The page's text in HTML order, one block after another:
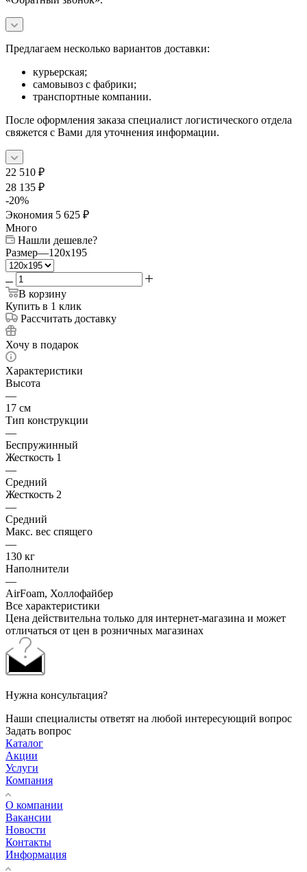
Предлагаем несколько вариантов доставки:
курьерская;
самовывоз с фабрики;
транспортные компании.
После оформления заказа специалист логистического отдела
свяжется с Вами для уточнения информации.
22 510 ₽
28 135 ₽
-20%
Экономия 5 625 ₽
Много
Нашли дешевле?
Размер—120x195
В корзину
Купить в 1 клик
Рассчитать доставку
Хочу в подарок
Характеристики
Высота
—
17 см
Тип конструкции
—
Беспружинный
Жесткость 1
—
Средний
Жесткость 2
—
Средний
Макс. вес спящего
—
130 кг
Наполнители
—
AirFoam, Холлофайбер
Все характеристики
Цена действительна только для интернет-магазина и может
отличаться от цен в розничных магазинах
Нужна консультация?
Наши специалисты ответят на любой интересующий вопрос
Задать вопрос
Каталог
Акции
Услуги
Компания
О компании
Вакансии
Новости
Контакты
Информация